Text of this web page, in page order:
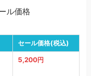
ル価格
セール価格(税込)
5,200円